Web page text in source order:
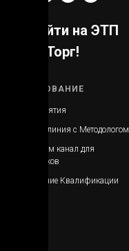
Перейти на ЭТП
ТЭК-Торг!
ОБРАЗОВАНИЕ
Мероприятия
Прямая линия с Методологом
Телеграмм канал для
Заказчиков
Повышение Квалификации